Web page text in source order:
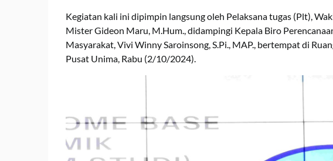
Kegiatan kali ini dipimpin langsung oleh Pelaksana tugas (Plt),
Mister Gideon Maru, M.Hum., didampingi Kepala Biro
Masyarakat, Vivi Winny Saroinsong, S.Pi., MAP., bertempat di
Pusat Unima, Rabu (2/10/2024).